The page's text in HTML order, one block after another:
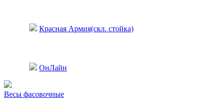
Красная Армия(скл. стойка)
ОнЛайн
Весы фасовочные